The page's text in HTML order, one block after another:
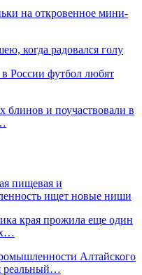
на откровенное мини-
когда радовался голу
России футбол любят
блинов и поучаствовали в
пищевая и
ищет новые ниши
края прожила еще один
Алтайского
реальный…